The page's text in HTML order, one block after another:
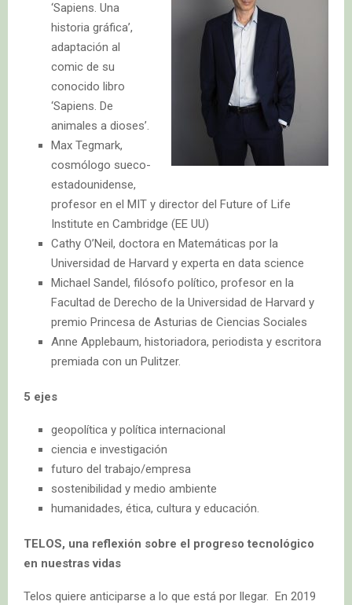
‘Sapiens. Una
historia gráfica’,
adaptación al
comic de su
conocido libro
‘Sapiens. De
animales a dioses’.
Max Tegmark,
cosmólogo sueco-
estadounidense,
profesor en el MIT y director del Future of Life
Institute en Cambridge (EE UU)
Cathy O’Neil, doctora en Matemáticas por la
Universidad de Harvard y experta en data science
Michael Sandel, filósofo político, profesor en la
Facultad de Derecho de la Universidad de Harvard y
premio Princesa de Asturias de Ciencias Sociales
Anne Applebaum, historiadora, periodista y escritora
premiada con un Pulitzer.
5 ejes
geopolítica y política internacional
ciencia e investigación
futuro del trabajo/empresa
sostenibilidad y medio ambiente
humanidades, ética, cultura y educación.
TELOS, una reflexión sobre el progreso tecnológico
en nuestras vidas
Telos quiere anticiparse a lo que está por llegar. En 2019